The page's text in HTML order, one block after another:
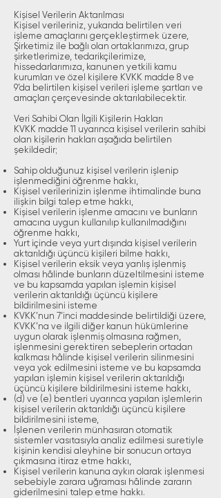
Kişisel Verilerin Aktarılması
Kişisel verileriniz, yukarıda belirtilen veri
işleme amaçlarını gerçekleştirmek üzere,
Şirketimiz ile bağlı olan ortaklarımıza, grup
şirketlerimize, tedarikçilerimize,
hissedarlarımıza, kanunen yetkili kamu
kurumları ve özel kişilere KVKK madde 8 ve
9’da belirtilen kişisel verileri işleme şartları ve
amaçları çerçevesinde aktarılabilecektir.
Veri Sahibi Olan İlgili Kişilerin Hakları
KVKK madde 11 uyarınca kişisel verilerin sahibi
olan kişilerin hakları aşağıda belirtilen
şekildedir;
Sahip olduğunuz kişisel verilerin işlenip
işlenmediğini öğrenme hakkı,
Kişisel verilerinizin işlenme ihtimalinde buna
ilişkin bilgi talep etme hakkı,
Kişisel verilerin işlenme amacını ve bunların
amacına uygun kullanılıp kullanılmadığını
öğrenme hakkı,
Yurt içinde veya yurt dışında kişisel verilerin
aktarıldığı üçüncü kişileri bilme hakkı,
Kişisel verilerin eksik veya yanlış işlenmiş
olması hâlinde bunların düzeltilmesini isteme
ve bu kapsamda yapılan işlemin kişisel
verilerin aktarıldığı üçüncü kişilere
bildirilmesini isteme
KVKK’nun 7’inci maddesinde belirtildiği üzere,
KVKK’na ve ilgili diğer kanun hükümlerine
uygun olarak işlenmiş olmasına rağmen,
işlenmesini gerektiren sebeplerin ortadan
kalkması hâlinde kişisel verilerin silinmesini
veya yok edilmesini isteme ve bu kapsamda
yapılan işlemin kişisel verilerin aktarıldığı
üçüncü kişilere bildirilmesini isteme hakkı,
(d) ve (e) bentleri uyarınca yapılan işlemlerin
kişisel verilerin aktarıldığı üçüncü kişilere
bildirilmesini isteme,
İşlenen verilerin münhasıran otomatik
sistemler vasıtasıyla analiz edilmesi suretiyle
kişinin kendisi aleyhine bir sonucun ortaya
çıkmasına itiraz etme hakkı,
Kişisel verilerin kanuna aykırı olarak işlenmesi
sebebiyle zarara uğraması hâlinde zararın
giderilmesini talep etme hakkı.